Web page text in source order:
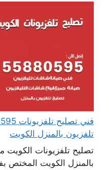
تلفزيون بالمنزل الكويت
تصليح تلفزيونات
بالمنزل الكويت المختص